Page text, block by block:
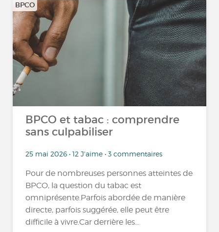
BPCO
BPCO et tabac : comprendre
sans culpabiliser
25 mai 2026 • 12 J'aime • 3 commentaires
Pour de nombreuses personnes atteintes de
BPCO, la question du tabac est
omniprésente.Parfois abordée de manière
directe, parfois suggérée, elle peut être
difficile à vivre.Car derrière les...